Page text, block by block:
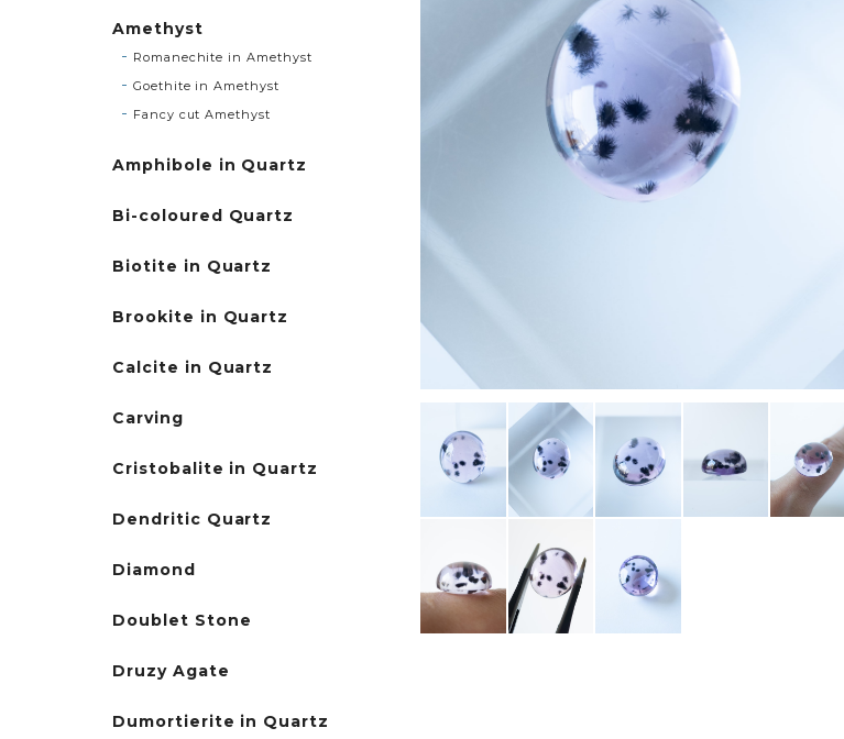
Amethyst
Romanechite in Amethyst
Goethite in Amethyst
Fancy cut Amethyst
Amphibole in Quartz
Bi-coloured Quartz
Biotite in Quartz
Brookite in Quartz
Calcite in Quartz
Carving
Cristobalite in Quartz
Dendritic Quartz
Diamond
Doublet Stone
Druzy Agate
Dumortierite in Quartz